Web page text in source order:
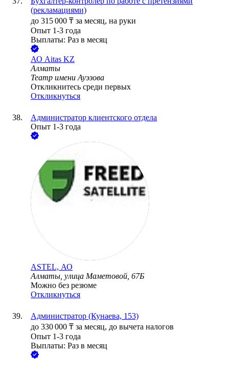
(рекламациями)
до 315 000 ₸ за месяц, на руки
Опыт 1-3 года
Выплаты: Раз в месяц
АО Aitas KZ
Алматы
Театр имени Ауэзова
Откликнитесь среди первых
Откликнуться
Администратор клиентского отдела
Опыт 1-3 года
ASTEL, АО
Алматы, улица Маметовой, 67Б
Можно без резюме
Откликнуться
Администратор (Кунаева, 153)
до 330 000 ₸ за месяц, до вычета налогов
Опыт 1-3 года
Выплаты: Раз в месяц